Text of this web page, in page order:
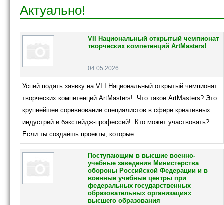
Актуально!
VII Национальный открытый чемпионат
творческих компетенций ArtMasters!
04.05.2026
Успей подать заявку на VI I Национальный открытый чемпионат
творческих компетенций ArtMasters! Что такое ArtMasters? Это
крупнейшее соревнование специалистов в сфере креативных
индустрий и бэкстейдж-профессий! Кто может участвовать?
Если ты создаёшь проекты, которые...
Поступающим в высшие военно-
учебные заведения Министерства
обороны Российской Федерации и в
военные учебные центры при
федеральных государственных
образовательных организациях
высшего образования